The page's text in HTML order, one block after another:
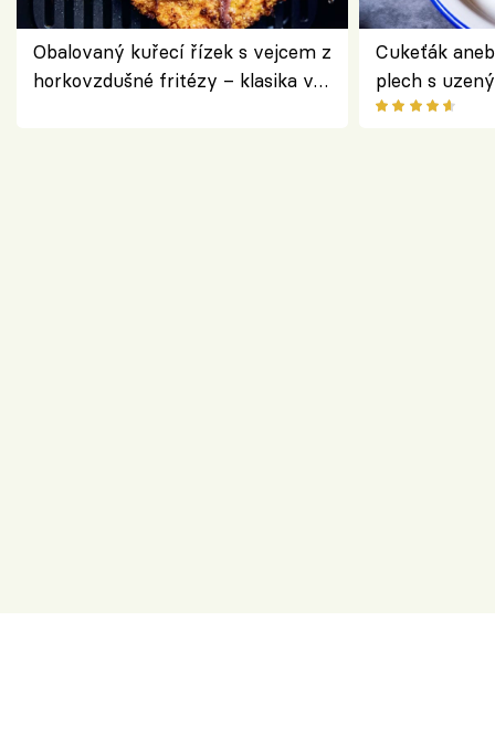
Obalovaný kuřecí řízek s vejcem z
horkovzdušné fritézy – klasika v
Cukeťák
plech s
způsob, jak